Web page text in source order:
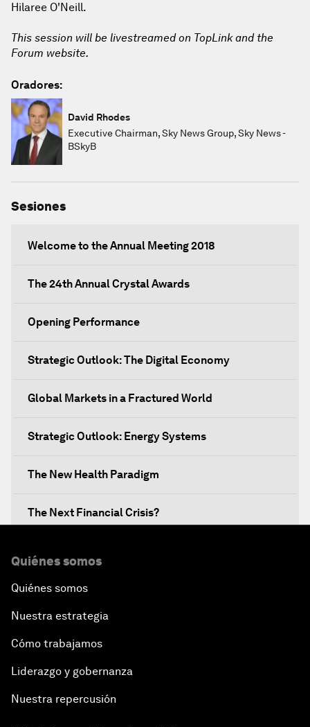
Hilaree O'Neill.
This session will be livestreamed on TopLink and the
Forum website.
Oradores:
David Rhodes
Executive Chairman, Sky News Group, Sky News -
BSkyB
Sesiones
Welcome to the Annual Meeting 2018
The 24th Annual Crystal Awards
Opening Performance
Strategic Outlook: The Digital Economy
Global Markets in a Fractured World
Strategic Outlook: Energy Systems
The New Health Paradigm
The Next Financial Crisis?
In Technology We Trust?
Welcoming Remarks and Special Address
Opening Plenary with Narendra Modi, Prime
Minister of India
Quiénes somos
Quiénes somos
Nuestra estrategia
Cómo trabajamos
Liderazgo y gobernanza
Nuestra repercusión